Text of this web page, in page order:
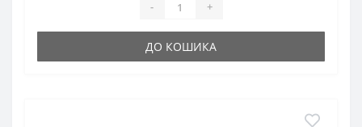
- +
ДО КОШИКА